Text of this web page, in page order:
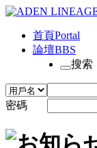
首頁Portal
論壇BBS
搜索
密碼